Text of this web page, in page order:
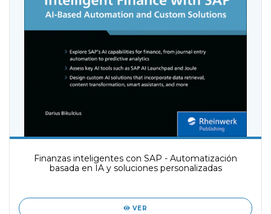
Finanzas inteligentes con SAP - Automatización
basada en IA y soluciones personalizadas
VER